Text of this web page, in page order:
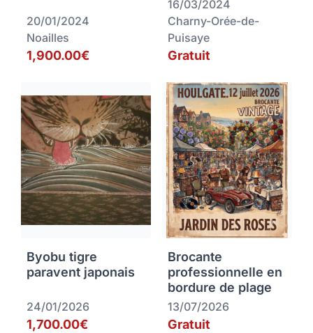
20/01/2024
Noailles
1,900.00€
16/03/2024
Charny-Orée-de-
Puisaye
Gratuit
Byobu tigre
paravent japonais
24/01/2026
1,700.00€
Brocante
professionnelle en
bordure de plage
13/07/2026
Gratuit